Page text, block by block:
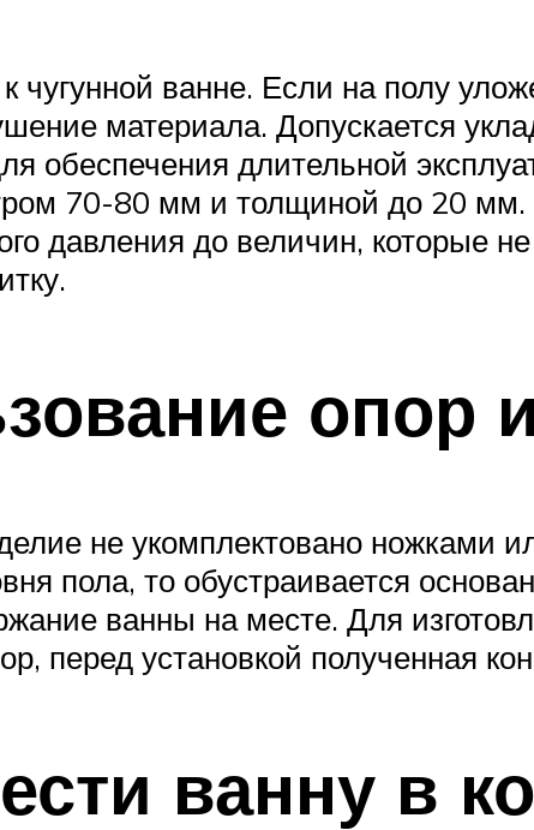
чугунной ванне. Если на полу
материала. Допускается
обеспечения длительной
70-80 мм и толщиной до 20 мм.
давления до величин, которые
опор
не укомплектовано ножками
пола, то обустраивается
ванны на месте. Для
перед установкой полученная
ванну в